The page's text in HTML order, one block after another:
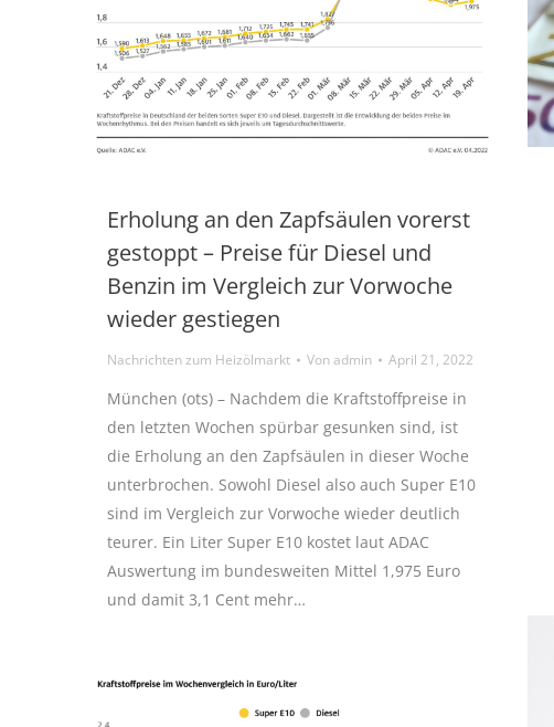
Erholung an den Zapfsäulen vorerst
gestoppt – Preise für Diesel und
Benzin im Vergleich zur Vorwoche
wieder gestiegen
Nachrichten zum Heizölmarkt Vonadmin April 21, 2022
München (ots) – Nachdem die Kraftstoffpreise in
den letzten Wochen spürbar gesunken sind, ist
die Erholung an den Zapfsäulen in dieser Woche
unterbrochen. Sowohl Diesel also auch Super E10
sind im Vergleich zur Vorwoche wieder deutlich
teurer. Ein Liter Super E10 kostet laut ADAC
Auswertung im bundesweiten Mittel 1,975 Euro
und damit 3,1 Cent mehr…